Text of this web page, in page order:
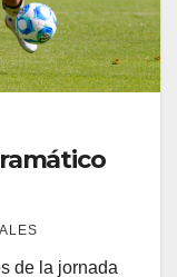
de la jornada